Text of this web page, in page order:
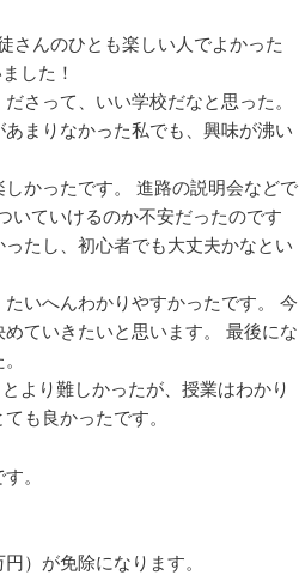
さんのひとも楽しい人でよかった
した！
さって、いい学校だなと思った。
まりなかった私でも、興味が沸い
かったです。 進路の説明会などで
いていけるのか不安だったのです
たし、初心者でも大丈夫かなとい
いへんわかりやすかったです。 今
ていきたいと思います。 最後にな
より難しかったが、授業はわかり
も良かったです。
。
）が免除になります。